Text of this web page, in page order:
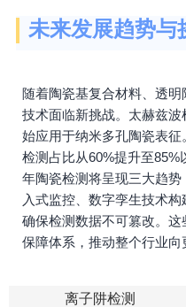
未来发展趋势与
随着陶瓷基复合材料、透
技术面临新挑战。太赫兹
始应用于纳米多孔陶瓷表
检测占比从60%提升至
年陶瓷检测将呈现三大趋
入式监控、数字孪生技术
确保检测数据不可篡改。
保障体系，推动整个行业向
离子阱检测